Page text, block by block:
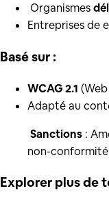
️ Organismes
Entreprises de
Basé sur :
WCAG 2.1
Adapté au
Sanctions :
non-
Explorer plus de